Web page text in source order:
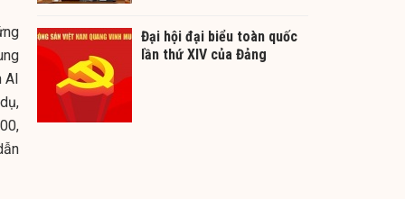
AI
Đại hội đại biểu toàn quốc
lần thứ XIV của Đảng